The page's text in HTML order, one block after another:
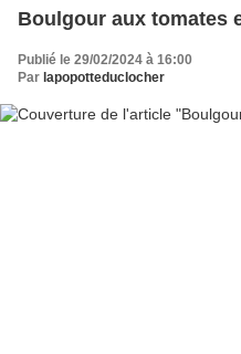
Boulgour aux tomates
Publié le 29/02/2024 à 16:00
Par lapopotteduclocher